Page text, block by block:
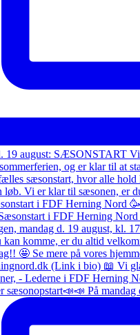
i FDF Herning Nord
sæsonopstart📣📣 På mandag